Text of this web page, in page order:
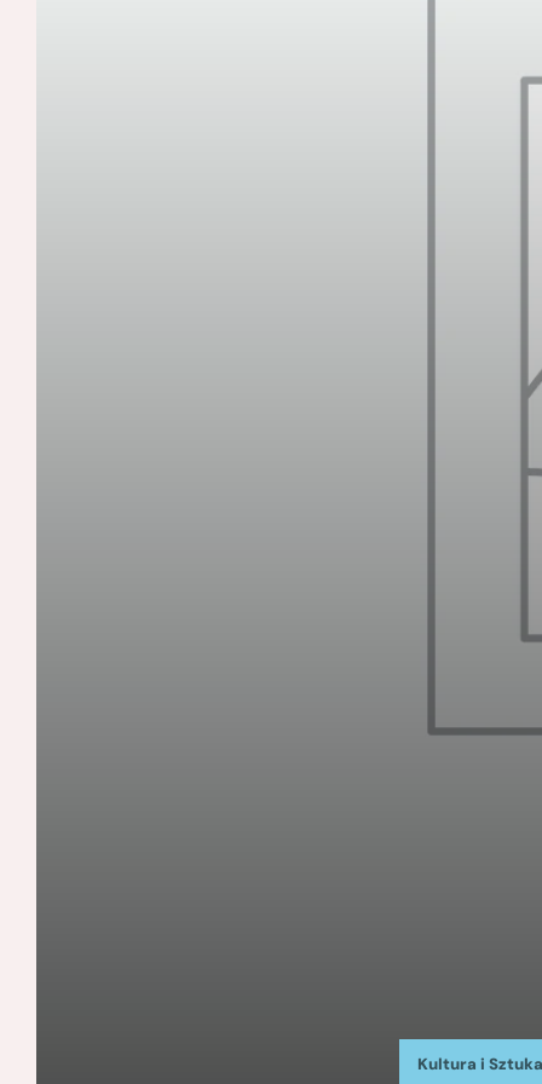
Kultura i Sztuka